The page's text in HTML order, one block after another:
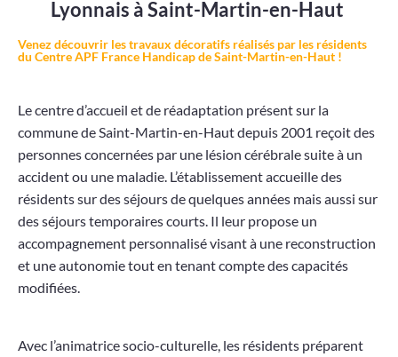
Lyonnais à Saint-Martin-en-Haut
Venez découvrir les travaux décoratifs réalisés par les résidents
du Centre APF France Handicap de Saint-Martin-en-Haut !
Le centre d’accueil et de réadaptation présent sur la
commune de Saint-Martin-en-Haut depuis 2001 reçoit des
personnes concernées par une lésion cérébrale suite à un
accident ou une maladie. L’établissement accueille des
résidents sur des séjours de quelques années mais aussi sur
des séjours temporaires courts. Il leur propose un
accompagnement personnalisé visant à une reconstruction
et une autonomie tout en tenant compte des capacités
modifiées.
Avec l’animatrice socio-culturelle, les résidents préparent